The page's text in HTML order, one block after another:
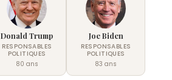
Donald Trump
RESPONSABLES
POLITIQUES
80 ans
Joe Biden
RESPONSABLES
POLITIQUES
83 ans